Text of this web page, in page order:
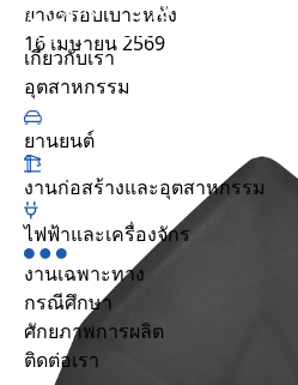
เกี่ยวกับเรา
อุตสาหกรรม
ยานยนต์
งานก่อสร้างและอุตสาหกรรม
ไฟฟ้าและเครื่องจักร
งานเฉพาะทาง
กรณีศึกษา
ศักยภาพการผลิต
ติดต่อเรา
เกี่ยวกับเรา กรณีศึกษา
กรณีศึกษา
ความยั่งยืน
ศูนย์รวมทรัพยากร
คำถามที่พบบ่อย
ร่วมงานกับเรา
ติดต่อเรา
อุตสาหกรรม
ยานยนต์
งานก่อสร้างและอุตสาหกรรม
ไฟฟ้าและเครื่องจักร
งานเฉพาะทาง
ยางครอบเบาะหลัง
16 เมษายน 2569